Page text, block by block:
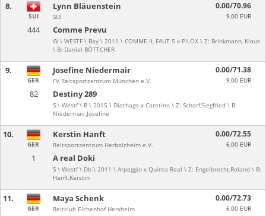
8.
444 Comme Prevu
W \ WESTF \ Bay \ 2011 \ COMME IL FAUT 5 x PILOX \ Z: Brinkmann, Klaus
\ B: Daniel BÖTTCHER
SUI
Lynn Bläuenstein
SUI
0.00/70.96
9,00 EUR
9.
82 Destiny 289
S \ Westf \ B \ 2015 \ Diathago x Caretino \ Z: Scharf,Siegfried \ B:
Niedermair,Josefine
GER
Josefine Niedermair
FV Reitsportzentrum München e.V.
0.00/71.38
9,00 EUR
10.
1 A real Doki
S \ Westf \ Db \ 2011 \ Arpeggio x Quinta Real \ Z: Engelbrecht,Roland \ B:
Hanft,Kerstin
GER
Kerstin Hanft
Reitsportzentrum Herbolzheim e.V.
0.00/72.55
6,00 EUR
11.
GER
Maya Schenk
Reitclub Eichenhof Herxheim
0.00/72.73
6,00 EUR